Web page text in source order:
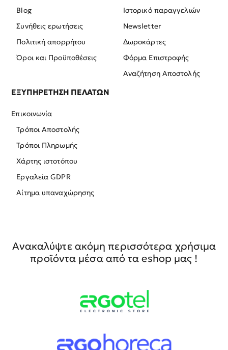
Blog
Συνήθεις ερωτήσεις
Πολιτική απορρήτου
Όροι και Προϋποθέσεις
Ιστορικό παραγγελιών
Newsletter
Δωροκάρτες
Φόρμα Επιστροφής
Αναζήτηση Αποστολής
ΕΞΥΠΗΡΕΤΗΣΗ ΠΕΛΑΤΩΝ
Επικοινωνία
Τρόποι Αποστολής
Τρόποι Πληρωμής
Χάρτης ιστοτόπου
Εργαλεία GDPR
Αίτημα υπαναχώρησης
Ανακαλύψτε ακόμη περισσότερα χρήσιμα
προϊόντα μέσα από τα eshop μας !